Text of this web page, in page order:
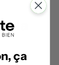
la
ça